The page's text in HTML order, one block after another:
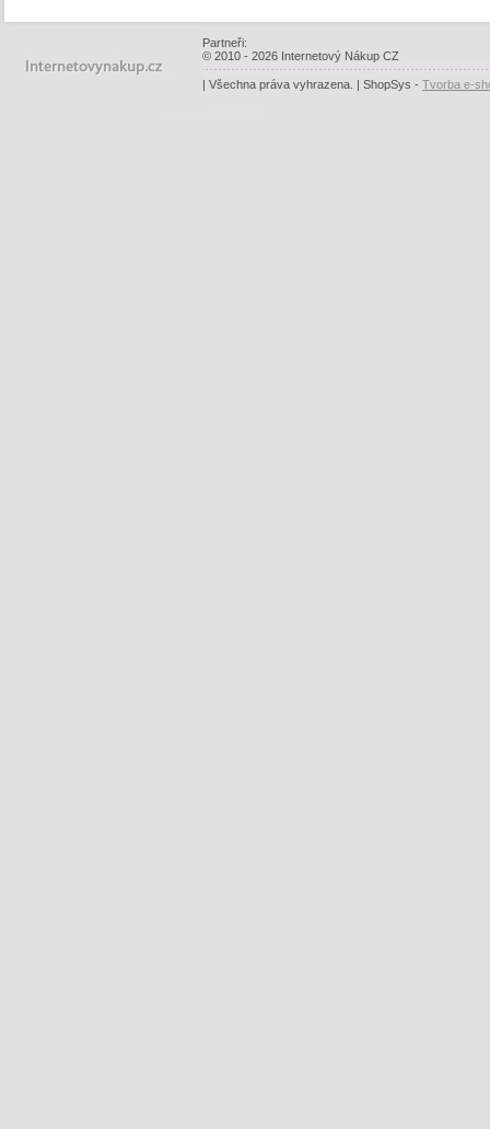
Partneři:
© 2010 - 2026 Internetový Nákup CZ
| Všechna práva vyhrazena. | ShopSys - Tvorba e-